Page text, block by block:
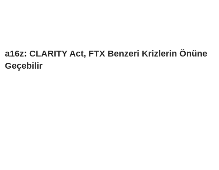
a16z: CLARITY Act, FTX Benzeri Krizlerin Önüne
Geçebilir